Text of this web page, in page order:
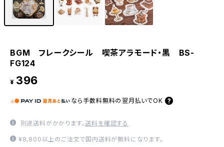
BGM フレークシール 喫茶アラモード・黒 BS-
FG124
¥ 396
なら 手数料無料の 翌月払いでOK
別途送料がかかります。送料を確認する
¥8,800以上のご注文で国内送料が無料になります。